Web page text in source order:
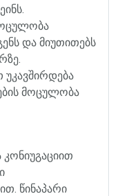
.
და მიუთითებს
.
უკავშირდება
მოცულობა
კონიუგაციით
. წინაპარი